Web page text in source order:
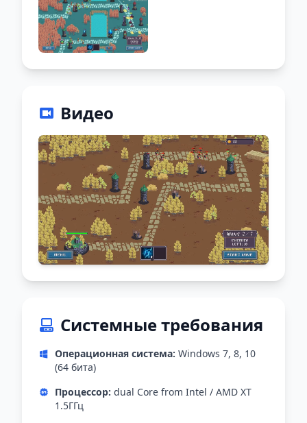
Видео
Системные требования
Операционная система: Windows 7, 8, 10
(64 бита)
Процессор: dual Core from Intel / AMD XT
1.5ГГц